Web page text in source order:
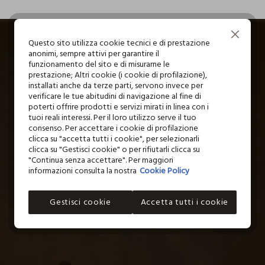
TOGNANA PORCELLANE SPA
MADE IN CHINA
Questo sito utilizza cookie tecnici e di prestazione
anonimi, sempre attivi per garantire il
funzionamento del sito e di misurarne le
prestazione; Altri cookie (i cookie di profilazione),
installati anche da terze parti, servono invece per
verificare le tue abitudini di navigazione al fine di
poterti offrire prodotti e servizi mirati in linea con i
tuoi reali interessi. Per il loro utilizzo serve il tuo
consenso. Per accettare i cookie di profilazione
clicca su "accetta tutti i cookie", per selezionarli
clicca su "Gestisci cookie" o per rifiutarli clicca su
"Continua senza accettare". Per maggiori
informazioni consulta la nostra Cookie Policy
Gestisci cookie Accetta tutti i cookie
Continua senza accettare